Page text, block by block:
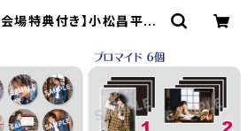
会場特典付き】小松昌平の
LINE ONLINE SH
OP